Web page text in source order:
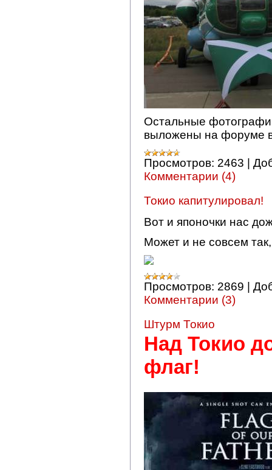
Остальные
выложены на форуме
Просмотров: 2463
Комментарии (4)
Токио капитулировал!
Вот и японочки нас
Может и не совсем
Просмотров: 2869
Комментарии (3)
Штурм Токио
Над Токио
флаг!